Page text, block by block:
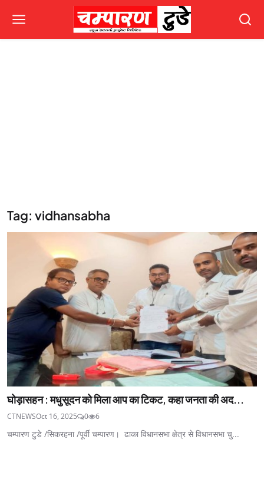
Tag: vidhansabha
घोड़ासहन : मधुसूदन को मिला आप का टिकट, कहा जनता की अद...
CTNEWSOct 16, 2025 0 6
चम्पारण टुडे /सिकरहना /पूर्वी चम्पारण। ढाका विधानसभा क्षेत्र से विधानसभा चु...